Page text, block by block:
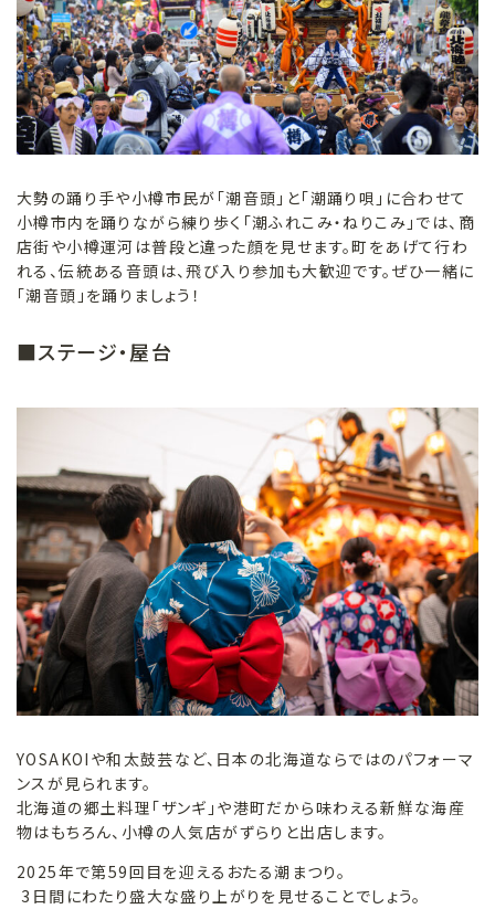
大勢の踊り手や小樽市民が「潮音頭」と「潮踊り唄」に合わせて
小樽市内を踊りながら練り歩く「潮ふれこみ・ねりこみ」では、商
店街や小樽運河は普段と違った顔を見せます。町をあげて行わ
れる、伝統ある音頭は、飛び入り参加も大歓迎です。ぜひ一緒に
「潮音頭」を踊りましょう！
■ステージ・屋台
YOSAKOIや和太鼓芸など、日本の北海道ならではのパフォーマ
ンスが見られます。
北海道の郷土料理「ザンギ」や港町だから味わえる新鮮な海産
物はもちろん、小樽の人気店がずらりと出店します。
2025年で第59回目を迎えるおたる潮まつり。
3日間にわたり盛大な盛り上がりを見せることでしょう。